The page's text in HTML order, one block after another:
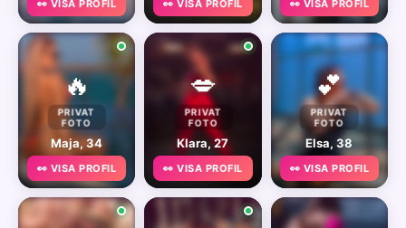
👀 VISA PROFIL 👀 VISA PROFIL 👀 VISA PROFIL
🔥
PRIVAT
FOTO
Maja, 34
👀 VISA PROFIL
💋
PRIVAT
FOTO
Klara, 27
👀 VISA PROFIL
💕
PRIVAT
FOTO
Elsa, 38
👀 VISA PROFIL